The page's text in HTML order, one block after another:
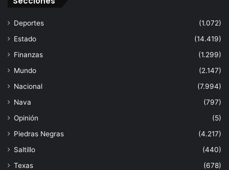
Deportes
(1.072)
Estado
(14.419)
Finanzas
(1.299)
Mundo
(2.147)
Nacional
(7.994)
Nava
(797)
Opinión
(5)
Piedras Negras
(4.217)
Saltillo
(440)
Texas
(678)